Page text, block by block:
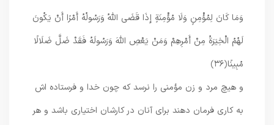
وَمَا كَانَ لِمُؤْمِنٍ وَلَا مُؤْمِنَةٍ إِذَا قَضَى اللَّهُ وَرَسُولُهُ أَمْرًا أَنْ يَكُونَ
لَهُمُ الْخِيَرَةُ مِنْ أَمْرِهِمْ وَمَنْ يَعْصِ اللَّهَ وَرَسُولَهُ فَقَدْ ضَلَّ ضَلَالًا
مُبِينًا﴿۳۶﴾
و هيچ مرد و زن مؤمنى را نرسد كه چون خدا و فرستاده‏ اش
به كارى فرمان دهند براى آنان در كارشان اختيارى باشد و هر